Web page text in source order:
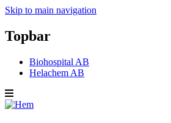
Skip to main navigation
Topbar
Biohospital AB
Helachem AB